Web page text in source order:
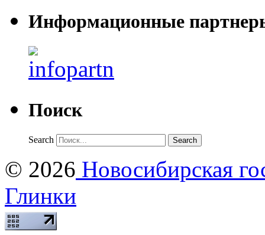
Информационные
Поиск
Search
© 2026 Новосибирская
Глинки